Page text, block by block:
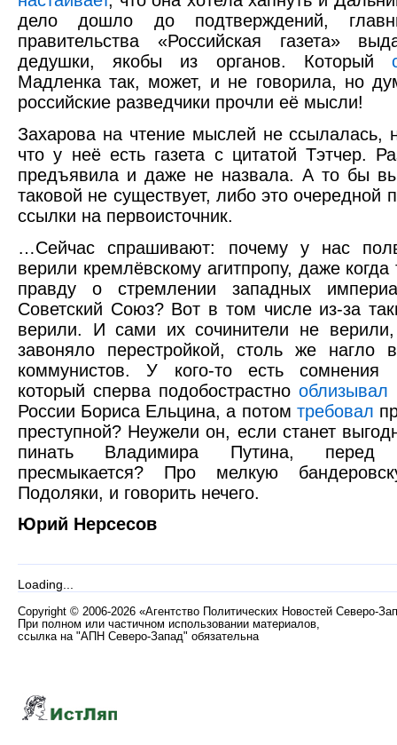
дело дошло до подтверждений,
правительства «Российская газета»
дедушки, якобы из органов. Который
Мадленка так, может, и не говорила, но
российские разведчики прочли её мысли!
Захарова на чтение мыслей не ссылалась,
что у неё есть газета с цитатой Тэтчер.
предъявила и даже не назвала. А то бы
таковой не существует, либо это очередной
ссылки на первоисточник.
…Сейчас спрашивают: почему у нас
верили кремлёвскому агитпропу, даже
правду о стремлении западных
Советский Союз? Вот в том числе из-за
верили. И сами их сочинители не
завоняло перестройкой, столь же нагло
коммунистов. У кого-то есть сомнения
который сперва подобострастно облизывал
России Бориса Ельцина, а потом требовал
преступной? Неужели он, если станет
пинать Владимира Путина, перед
пресмыкается? Про мелкую
Подоляки, и говорить нечего.
Юрий Нерсесов
Loading...
Copyright © 2006-2026 «Агентство Политических Новостей Северо-
При полном или частичном использовании материалов,
ссылка на "АПН Северо-Запад" обязательна